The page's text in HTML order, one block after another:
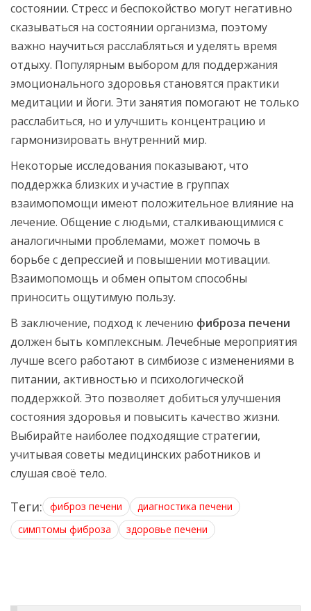
состоянии. Стресс и беспокойство могут негативно
сказываться на состоянии организма, поэтому
важно научиться расслабляться и уделять время
отдыху. Популярным выбором для поддержания
эмоционального здоровья становятся практики
медитации и йоги. Эти занятия помогают не только
расслабиться, но и улучшить концентрацию и
гармонизировать внутренний мир.
Некоторые исследования показывают, что
поддержка близких и участие в группах
взаимопомощи имеют положительное влияние на
лечение. Общение с людьми, сталкивающимися с
аналогичными проблемами, может помочь в
борьбе с депрессией и повышении мотивации.
Взаимопомощь и обмен опытом способны
приносить ощутимую пользу.
В заключение, подход к лечению фиброза печени
должен быть комплексным. Лечебные мероприятия
лучше всего работают в симбиозе с изменениями в
питании, активностью и психологической
поддержкой. Это позволяет добиться улучшения
состояния здоровья и повысить качество жизни.
Выбирайте наиболее подходящие стратегии,
учитывая советы медицинских работников и
слушая своё тело.
Теги: фиброз печени
диагностика печени
симптомы фиброза
здоровье печени